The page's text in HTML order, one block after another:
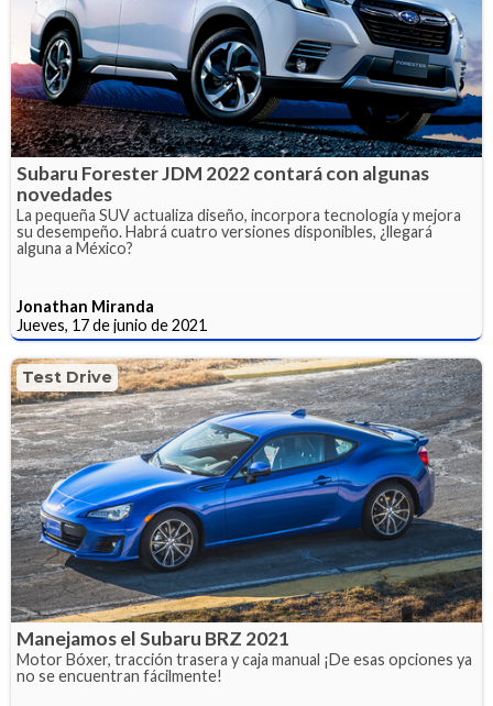
Subaru Forester JDM 2022 contará con algunas
novedades
La pequeña SUV actualiza diseño, incorpora tecnología y mejora
su desempeño. Habrá cuatro versiones disponibles, ¿llegará
alguna a México?
Jonathan Miranda
Jueves, 17 de junio de 2021
Test Drive
Manejamos el Subaru BRZ 2021
Motor Bóxer, tracción trasera y caja manual ¡De esas opciones ya
no se encuentran fácilmente!